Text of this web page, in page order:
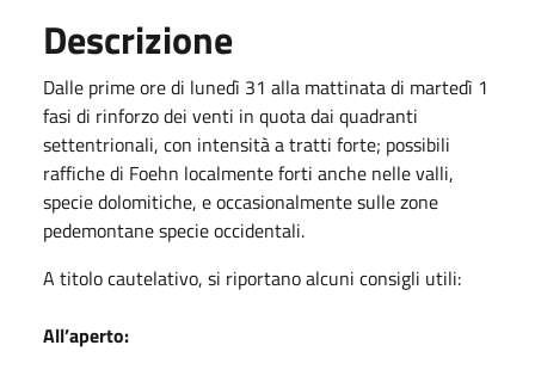
Descrizione
Dalle prime ore di lunedì 31 alla mattinata di martedì 1
fasi di rinforzo dei venti in quota dai quadranti
settentrionali, con intensità a tratti forte; possibili
raffiche di Foehn localmente forti anche nelle valli,
specie dolomitiche, e occasionalmente sulle zone
pedemontane specie occidentali.
A titolo cautelativo, si riportano alcuni consigli utili:
All’aperto: